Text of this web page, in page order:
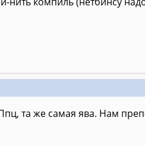
та же самая ява. Нам